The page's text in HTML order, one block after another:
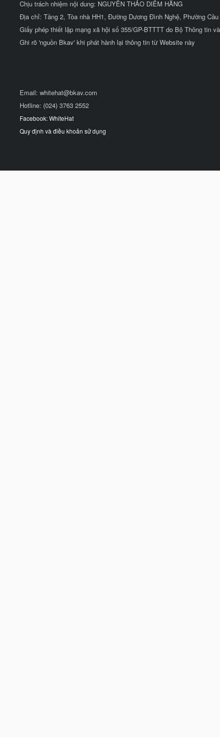
Chịu trách nhiệm nội dung: NGUYỄN THẢO DIỄM HẰNG
Địa chỉ: Tầng 2, Tòa nhà HH1, Đường Dương Đình Nghệ, Phường
Giấy phép thiết lập mạng xã hội số 355/GP-BTTTT do Bộ Thông tin
Ghi rõ 'nguồn Bkav' khi phát hành lại thông tin từ Website này
Email: whitehat@bkav.com
Hotline: (024) 3763 2552
Facebook: WhiteHat
Quy định và điều khoản sử dụng